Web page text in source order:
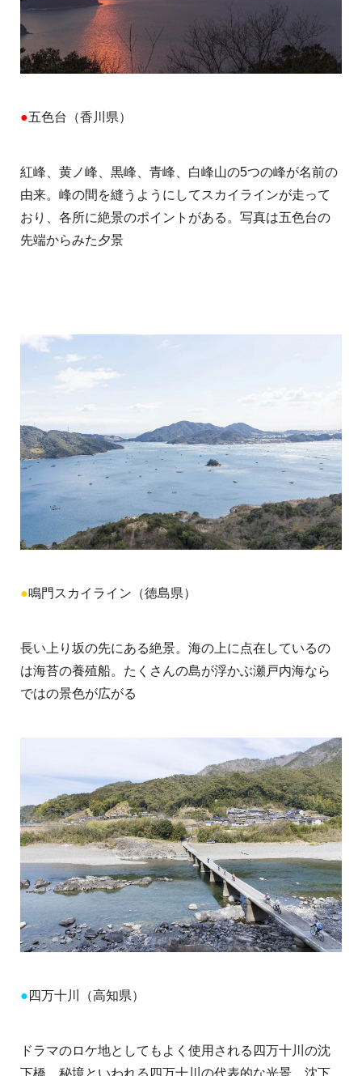
●五色台（香川県）
紅峰、黄ノ峰、黒峰、青峰、白峰山の5つの峰が名前の
由来。峰の間を縫うようにしてスカイラインが走って
おり、各所に絶景のポイントがある。写真は五色台の
先端からみた夕景
●鳴門スカイライン（徳島県）
長い上り坂の先にある絶景。海の上に点在しているの
は海苔の養殖船。たくさんの島が浮かぶ瀬戸内海なら
ではの景色が広がる
● 四万十川（高知県）
ドラマのロケ地としてもよく使用される四万十川の沈
下橋。秘境といわれる四万十川の代表的な光景。沈下